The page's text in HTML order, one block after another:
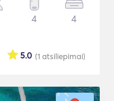
4 4
(1 atsiliepimai)
5.0